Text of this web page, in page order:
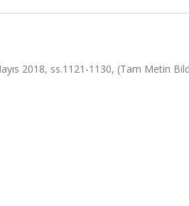
2018, ss.1121-1130, (Tam Metin